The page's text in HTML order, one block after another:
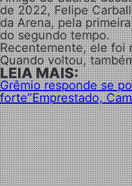
de 2022, Felipe
da Arena, pela
do segundo tempo.
Recentemente, ele foi
Quando voltou,
LEIA MAIS:
Grêmio responde se
forte”Emprestado,